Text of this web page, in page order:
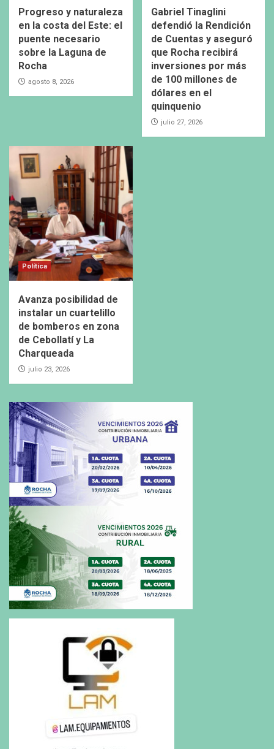
Progreso y naturaleza
en la costa del Este: el
puente necesario
sobre la Laguna de
Rocha
agosto 8, 2026
Gabriel Tinaglini
defendió la Rendición
de Cuentas y aseguró
que Rocha recibirá
inversiones por más
de 100 millones de
dólares en el
quinquenio
julio 27, 2026
Política
Avanza posibilidad de
instalar un cuartelillo
de bomberos en zona
de Cebollatí y La
Charqueada
julio 23, 2026